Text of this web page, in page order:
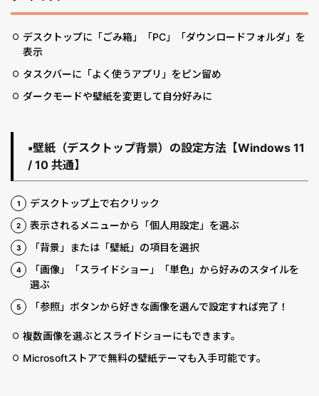
デスクトップに「ごみ箱」「PC」「ダウンロードフォルダ」を
表示
タスクバーに「よく使うアプリ」をピン留め
ダークモードや壁紙を変更して自分好みに
▪️壁紙（デスクトップ背景）の設定方法【Windows 11
/ 10 共通】
デスクトップ上で右クリック
表示されるメニューから「個人用設定」を選ぶ
「背景」または「壁紙」の項目を選択
「画像」「スライドショー」「単色」から好みのスタイルを
選ぶ
「参照」ボタンから好きな画像を選んで設定すれば完了！
複数画像を選ぶとスライドショーにもできます。
Microsoftストアで無料の壁紙テーマも入手可能です。